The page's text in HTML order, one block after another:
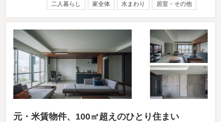
二人暮らし 家全体 水まわり 居室・その他
元・米賃物件、100㎡超えのひとり住まい